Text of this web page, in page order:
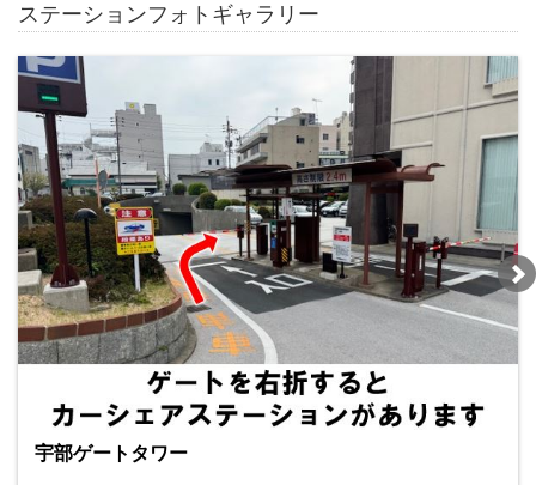
ステーションフォトギャラリー
宇部ゲートタワー